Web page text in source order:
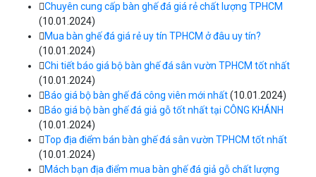
Chuyên cung cấp bàn ghế đá giá rẻ chất lượng TPHCM
(10.01.2024)
Mua bàn ghế đá giá rẻ uy tín TPHCM ở đâu uy tín?
(10.01.2024)
Chi tiết báo giá bộ bàn ghế đá sân vườn TPHCM tốt nhất
(10.01.2024)
Báo giá bộ bàn ghế đá công viên mới nhất(10.01.2024)
Báo giá bộ bàn ghế đá giả gỗ tốt nhất tại CÔNG KHÁNH
(10.01.2024)
Top địa điểm bán bàn ghế đá sân vườn TPHCM tốt nhất
(10.01.2024)
Mách bạn địa điểm mua bàn ghế đá giả gỗ chất lượng